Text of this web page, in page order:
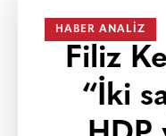
HABER ANALIZ
Filiz
“İki